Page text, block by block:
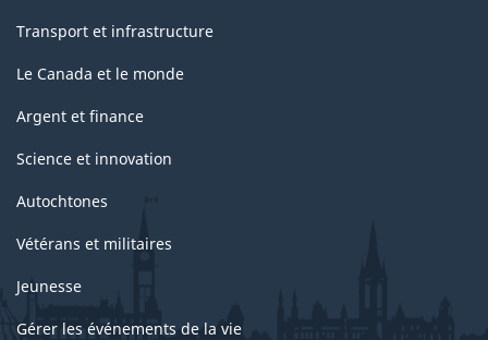
Transport et infrastructure
Le Canada et le monde
Argent et finance
Science et innovation
Autochtones
Vétérans et militaires
Jeunesse
Gérer les événements de la vie